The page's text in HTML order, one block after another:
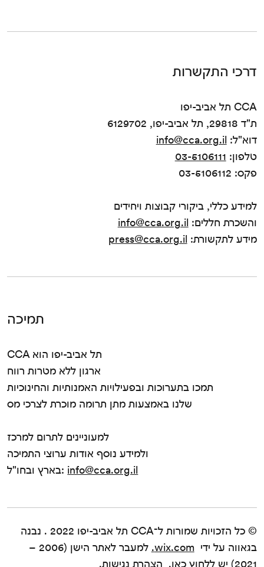
© כל הזכויות שמורות ל־CCA תל אביב-יפו 2022 . נבנה
בגאווה על ידי wix.com.
למעבר לאתר הישן (2006 –
2021) יש
ללחוץ כאן. הצהרת נגישות.
דרכי התקשרות
CCA תל אביב-יפו
ת"ד 29818, תל אביב-יפו, 6129702
דוא"ל: info@cca.org.il
טלפון: 03-5106111
פקס: 03-5106112
למידע כללי, ביקורי קבוצות ויחידים
והשכרת חללים: info@cca.org.il
מידע לתקשורת: press@cca.org.il
תמיכה
CCA תל אביב-יפו הוא
ארגון ללא מטרות רווח
תמכו בתערוכות ובפעילויות האמנותיות והחינוכיות
שלנו באמצעות מתן תרומה מוכרת לצרכי מס
למעוניינים לתרום למרכז
ולמידע נוסף אודות ערוצי התמיכה
בארץ ובחו"ל: info@cca.org.il